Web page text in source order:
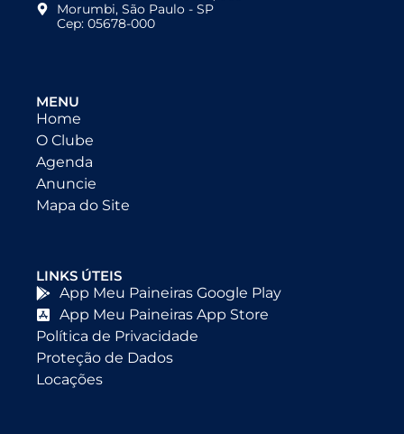
Morumbi, São Paulo - SP
Cep: 05678-000
MENU
Home
O Clube
Agenda
Anuncie
Mapa do Site
LINKS ÚTEIS
App Meu Paineiras Google Play
App Meu Paineiras App Store
Política de Privacidade
Proteção de Dados
Locações